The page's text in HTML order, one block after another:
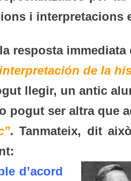
i interpretacions
resposta
de la
llegir, un antic
pogut ser altra que
. Tanmateix, dit
d’acord